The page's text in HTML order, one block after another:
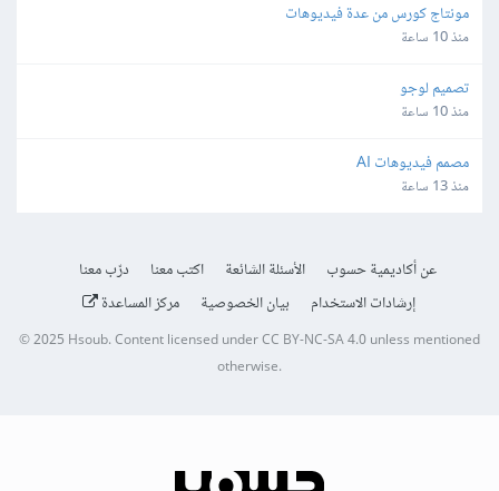
مونتاج كورس من عدة فيديوهات
منذ 10 ساعة
تصميم لوجو
منذ 10 ساعة
مصمم فيديوهات AI
منذ 13 ساعة
عن أكاديمية حسوب الأسئلة الشائعة اكتب معنا
درّب معنا
إرشادات الاستخدام
بيان الخصوصية مركز المساعدة
© 2025 Hsoub.Content licensed underCC BY-NC-SA 4.0unless mentioned
otherwise.